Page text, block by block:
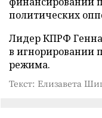
политических
Лидер КПРФ
в игнорировании
режима.
Текст: Елизавета